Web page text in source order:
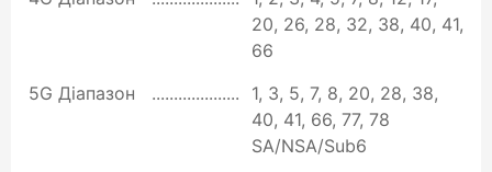
20, 26, 28, 32, 38, 40, 41,
66
5G Діапазон
1, 3, 5, 7, 8, 20, 28, 38,
40, 41, 66, 77, 78
SA/NSA/Sub6